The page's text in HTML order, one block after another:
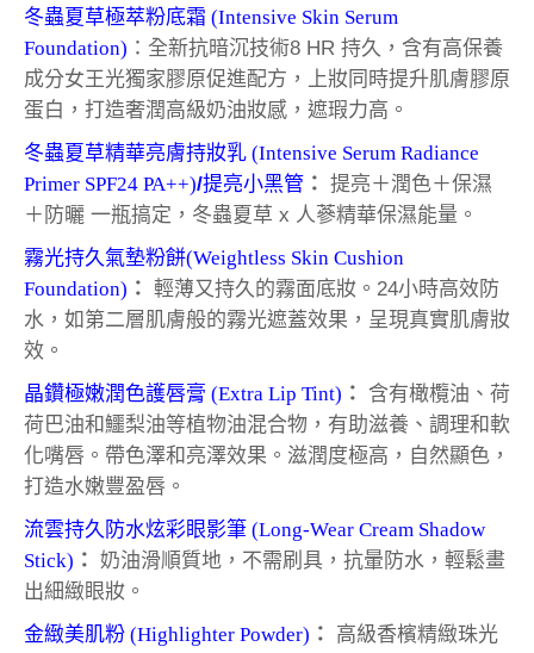
冬蟲夏草極萃粉底霜 (Intensive Skin Serum
Foundation) ：全新抗暗沉技術8 HR 持久，含有高保養
成分女王光獨家膠原促進配方，上妝同時提升肌膚膠原
蛋白，打造奢潤高級奶油妝感，遮瑕力高。
冬蟲夏草精華亮膚持妝乳 (Intensive Serum Radiance
Primer SPF24 PA++)/提亮小黑管 ： 提亮＋潤色＋保濕
＋防曬 一瓶搞定，冬蟲夏草 x 人蔘精華保濕能量。
霧光持久氣墊粉餅(Weightless Skin Cushion
Foundation) ： 輕薄又持久的霧面底妝。24小時高效防
水， 如第二層肌膚般的霧光遮蓋效果，呈現真實肌膚妝
效。
晶鑽極嫩潤色護唇膏 (Extra Lip Tint) ： 含有橄欖油、荷
荷巴油和鱷梨油等植物油混合物，有助滋養、調理和軟
化嘴唇。帶色澤和亮澤效果。滋潤度極高，自然顯色，
打造水嫩豐盈唇。
流雲持久防水炫彩眼影筆 (Long-Wear Cream Shadow
Stick) ： 奶油滑順質地，不需刷具，抗暈防水，輕鬆畫
出細緻眼妝。
金緻美肌粉 (Highlighter Powder) ：
高級香檳精緻珠光